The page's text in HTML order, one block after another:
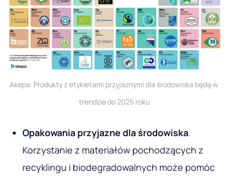
Akepa: Produkty z etykietami przyjaznymi dla środowiska będą w
trendzie do 2025 roku
Opakowania przyjazne dla środowiska.
Korzystanie z materiałów pochodzących z
recyklingu i biodegradowalnych może pomóc